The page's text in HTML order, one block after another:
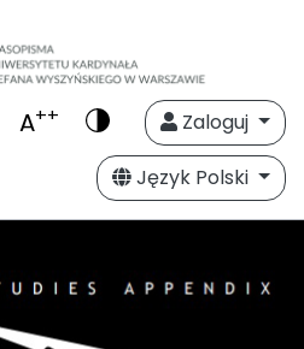
A++
Zaloguj
Język Polski